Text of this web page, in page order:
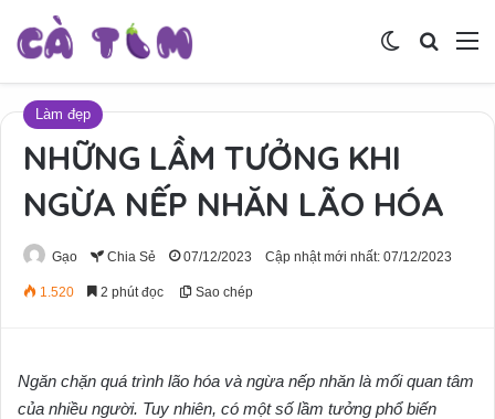
Tìm
Switch skin
Làm đẹp
NHỮNG LẦM TƯỞNG KHI
NGỪA NẾP NHĂN LÃO HÓA
Gạo Chia Sẻ 07/12/2023 Cập nhật mới nhất: 07/12/2023
1.520 2 phút đọc Sao chép
Ngăn chặn quá trình lão hóa và ngừa nếp nhăn là mối quan tâm
của nhiều người. Tuy nhiên, có một số lầm tưởng phổ biến